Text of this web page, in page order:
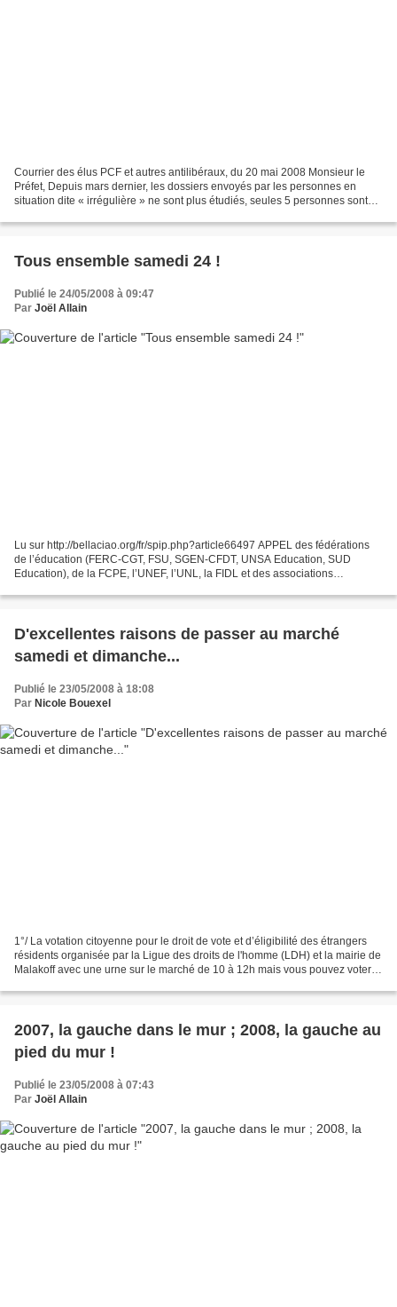
Courrier des élus PCF et autres antilibéraux, du 20 mai 2008 Monsieur le
Préfet, Depuis mars dernier, les dossiers envoyés par les personnes en
situation dite « irrégulière » ne sont plus étudiés, seules 5 personnes sont
Tous ensemble samedi 24 !
Publié le 24/05/2008 à 09:47
Par Joël Allain
Lu sur http://bellaciao.org/fr/spip.php?article66497 APPEL des fédérations
de l’éducation (FERC-CGT, FSU, SGEN-CFDT, UNSA Education, SUD
Education), de la FCPE, l’UNEF, l’UNL, la FIDL et des associations
D'excellentes raisons de passer au marché
samedi et dimanche...
Publié le 23/05/2008 à 18:08
Par Nicole Bouexel
1°/ La votation citoyenne pour le droit de vote et d’éligibilité des étrangers
résidents organisée par la Ligue des droits de l'homme (LDH) et la mairie de
Malakoff avec une urne sur le marché de 10 à 12h mais vous pouvez voter
2007, la gauche dans le mur ; 2008, la gauche au
pied du mur !
Publié le 23/05/2008 à 07:43
Par Joël Allain